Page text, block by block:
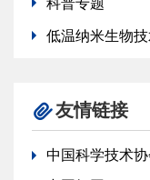
科普专题
低温纳米生物
友情链接
中国科学技术协